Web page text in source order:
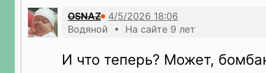
OSNAZ
Водяной • На сайте 9 лет
И что теперь? Может,